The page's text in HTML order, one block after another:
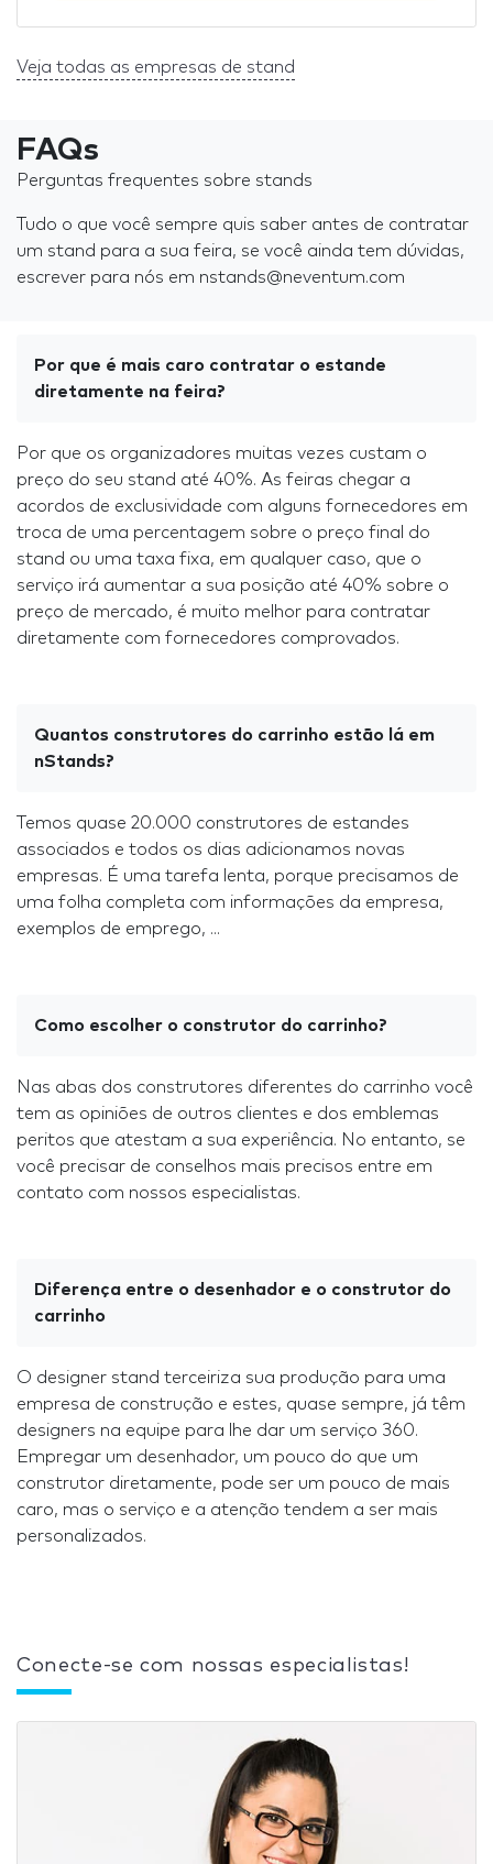
Veja todas as empresas de stand
FAQs
Perguntas frequentes sobre stands
Tudo o que você sempre quis saber antes de contratar
um stand para a sua feira, se você ainda tem dúvidas,
escrever para nós em nstands@neventum.com
Por que é mais caro contratar o estande
diretamente na feira?
Por que os organizadores muitas vezes custam o
preço do seu stand até 40%. As feiras chegar a
acordos de exclusividade com alguns fornecedores em
troca de uma percentagem sobre o preço final do
stand ou uma taxa fixa, em qualquer caso, que o
serviço irá aumentar a sua posição até 40% sobre o
preço de mercado, é muito melhor para contratar
diretamente com fornecedores comprovados.
Quantos construtores do carrinho estão lá em
nStands?
Temos quase 20.000 construtores de estandes
associados e todos os dias adicionamos novas
empresas. É uma tarefa lenta, porque precisamos de
uma folha completa com informações da empresa,
exemplos de emprego, ...
Como escolher o construtor do carrinho?
Nas abas dos construtores diferentes do carrinho você
tem as opiniões de outros clientes e dos emblemas
peritos que atestam a sua experiência. No entanto, se
você precisar de conselhos mais precisos entre em
contato com nossos especialistas.
Diferença entre o desenhador e o construtor do
carrinho
O designer stand terceiriza sua produção para uma
empresa de construção e estes, quase sempre, já têm
designers na equipe para lhe dar um serviço 360.
Empregar um desenhador, um pouco do que um
construtor diretamente, pode ser um pouco de mais
caro, mas o serviço e a atenção tendem a ser mais
personalizados.
Conecte-se com nossas especialistas!